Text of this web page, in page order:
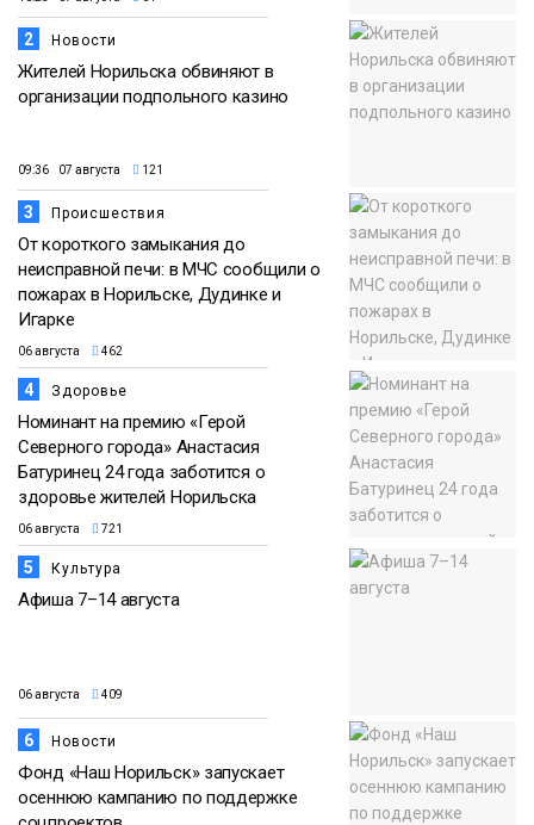
2 Новости
Жителей Норильска обвиняют в
организации подпольного казино
09:36 07 августа 121
3 Происшествия
От короткого замыкания до
неисправной печи: в МЧС сообщили о
пожарах в Норильске, Дудинке и
Игарке
06 августа 462
4 Здоровье
Номинант на премию «Герой
Северного города» Анастасия
Батуринец 24 года заботится о
здоровье жителей Норильска
06 августа 721
5 Культура
Афиша 7–14 августа
06 августа 409
6 Новости
Фонд «Наш Норильск» запускает
осеннюю кампанию по поддержке